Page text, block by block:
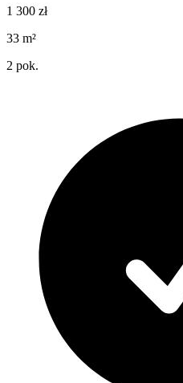
1 300 zł
33 m²
2 pok.